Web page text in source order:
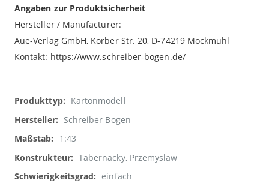
Angaben zur Produktsicherheit
Hersteller / Manufacturer:
Aue-Verlag GmbH, Korber Str. 20, D-74219 Möckmühl
Kontakt: https://www.schreiber-bogen.de/
Weitere
Informationen
Kartonmodell
Schreiber Bogen
1:43
Tabernacky, Przemyslaw
einfach